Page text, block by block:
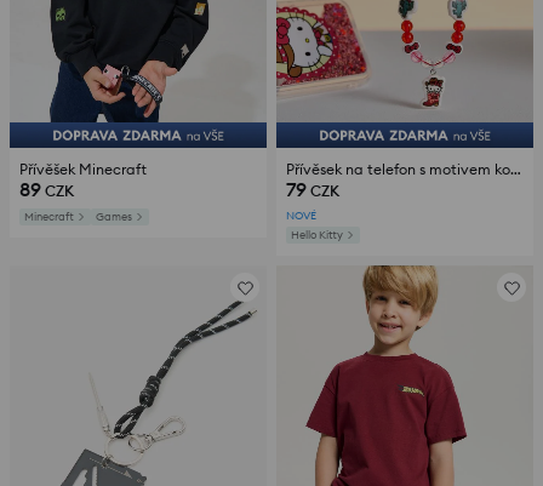
Přívěšek Minecraft
89 CZK
Minecraft Games
Přívěsek na telefon s motivem kovboje Hello Kitty
79 CZK
NOVÉ
Hello Kitty